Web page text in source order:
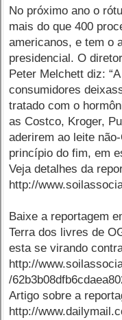
No próximo ano o
mais do que 400
americanos, e tem o
presidencial. O
Peter Melchett diz:
consumidores
tratado com o
as Costco, Kroger,
aderirem ao leite
princípio do fim, em
Veja detalhes da
http://
Baixe a reportagem
Terra dos livres de
esta se virando
http://
/
Artigo sobre a
http://